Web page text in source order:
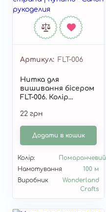
Артикул FLT-006
Нитка для
вишивання бісером
FLT-006. Колір
22 грн
Додати в кошик
Колір:
Помаранчевий
Намотування
100 м
Виробник
Wonderland
Crafts